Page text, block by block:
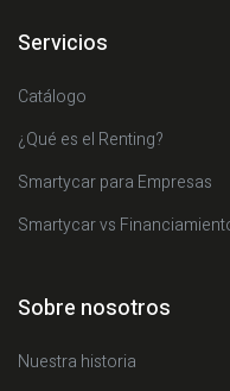
Servicios
Catálogo
¿Qué es el Renting?
Smartycar para Empresas
Smartycar vs
Sobre nosotros
Nuestra historia